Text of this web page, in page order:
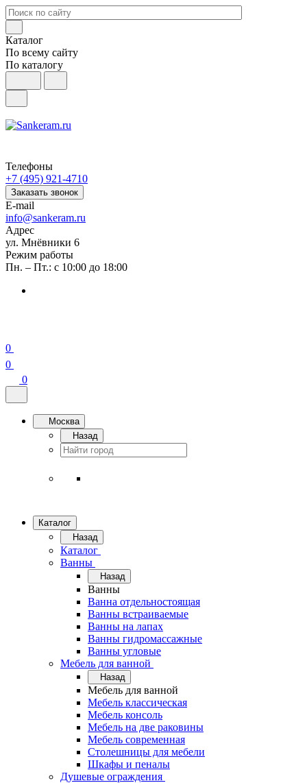
Каталог
По всему сайту
По каталогу
Телефоны
+7 (495) 921-4710
Заказать звонок
E-mail
info@sankeram.ru
Адрес
ул. Мнёвники 6
Режим работы
Пн. – Пт.: с 10:00 до 18:00
0
0
0
Москва
Назад
Каталог
Назад
Каталог
Ванны
Назад
Ванны
Ванна отдельностоящая
Ванны встраиваемые
Ванны на лапах
Ванны гидромассажные
Ванны угловые
Мебель для ванной
Назад
Мебель для ванной
Мебель классическая
Мебель консоль
Мебель на две раковины
Мебель современная
Столешницы для мебели
Шкафы и пеналы
Душевые ограждения